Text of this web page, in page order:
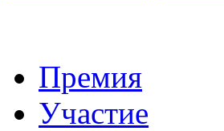
Премия
Участие